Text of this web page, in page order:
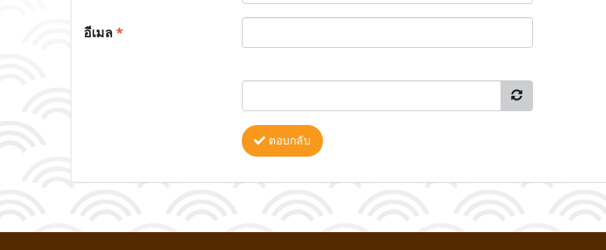
อีเมล*
ตอบกลับ